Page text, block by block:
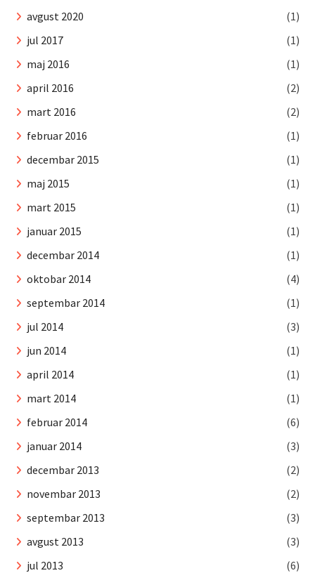
avgust 2020
(1)
jul 2017
(1)
maj 2016
(1)
april 2016
(2)
mart 2016
(2)
februar 2016
(1)
decembar 2015
(1)
maj 2015
(1)
mart 2015
(1)
januar 2015
(1)
decembar 2014
(1)
oktobar 2014
(4)
septembar 2014
(1)
jul 2014
(3)
jun 2014
(1)
april 2014
(1)
mart 2014
(1)
februar 2014
(6)
januar 2014
(3)
decembar 2013
(2)
novembar 2013
(2)
septembar 2013
(3)
avgust 2013
(3)
jul 2013
(6)